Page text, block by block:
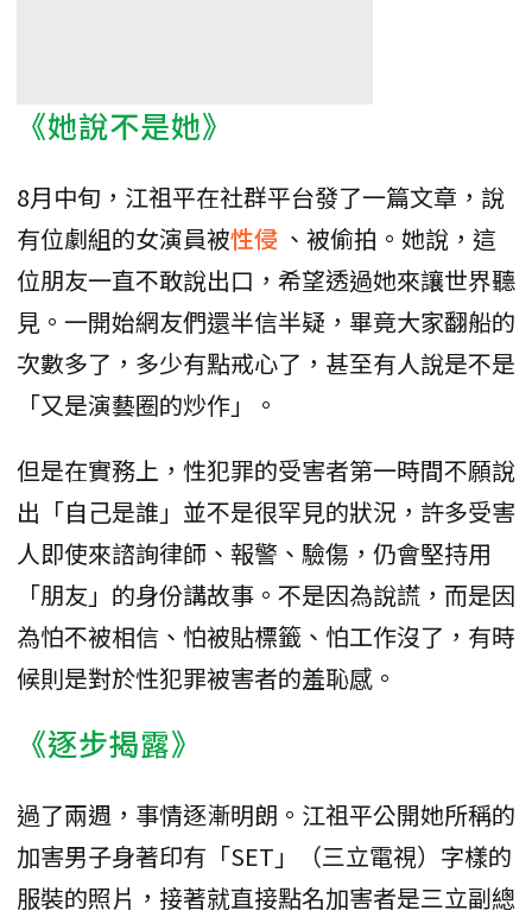
《她說不是她》
8月中旬，江祖平在社群平台發了一篇文章，說
有位劇組的女演員被性侵 、被偷拍。她說，這
位朋友一直不敢說出口，希望透過她來讓世界聽
見。一開始網友們還半信半疑，畢竟大家翻船的
次數多了，多少有點戒心了，甚至有人說是不是
「又是演藝圈的炒作」。
但是在實務上，性犯罪的受害者第一時間不願說
出「自己是誰」並不是很罕見的狀況，許多受害
人即使來諮詢律師、報警、驗傷，仍會堅持用
「朋友」的身份講故事。不是因為說謊，而是因
為怕不被相信、怕被貼標籤、怕工作沒了，有時
候則是對於性犯罪被害者的羞恥感。
《逐步揭露》
過了兩週，事情逐漸明朗。江祖平公開她所稱的
加害男子身著印有「SET」（三立電視）字樣的
服裝的照片，接著就直接點名加害者是三立副總